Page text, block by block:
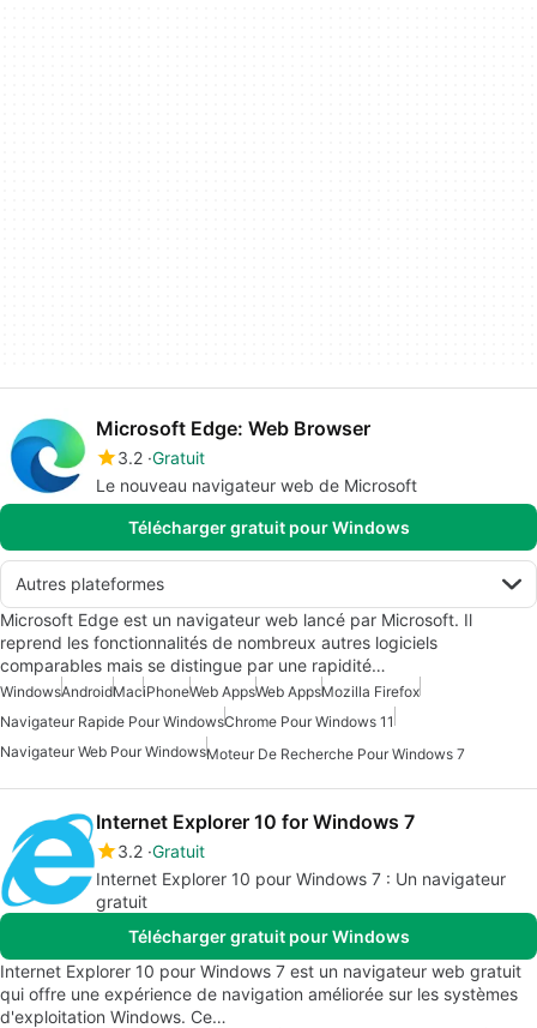
Microsoft Edge: Web Browser
3.2 Gratuit
Le nouveau navigateur web de Microsoft
Télécharger gratuit pour Windows
Autres plateformes
Microsoft Edge est un navigateur web lancé par Microsoft. Il
reprend les fonctionnalités de nombreux autres logiciels
comparables mais se distingue par une rapidité…
WindowsAndroidMaciPhoneWeb AppsWeb AppsMozilla Firefox
Navigateur Rapide Pour WindowsChrome Pour Windows 11
Navigateur Web Pour WindowsMoteur De Recherche Pour Windows 7
Internet Explorer 10 for Windows 7
3.2 Gratuit
Internet Explorer 10 pour Windows 7 : Un navigateur
gratuit
Télécharger gratuit pour Windows
Internet Explorer 10 pour Windows 7 est un navigateur web gratuit
qui offre une expérience de navigation améliorée sur les systèmes
d'exploitation Windows. Ce…